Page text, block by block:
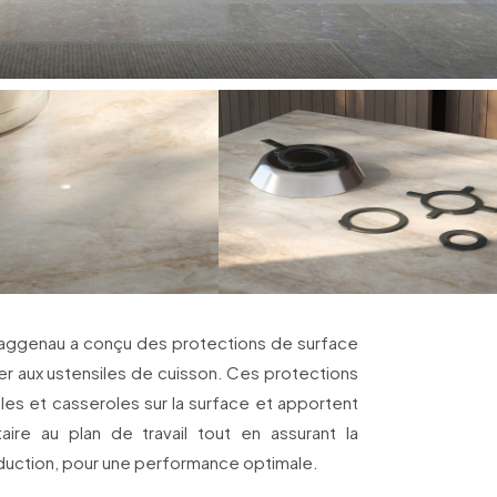
a conçu des protections de surface
aux ustensiles de cuisson. Ces protections
et casseroles sur la surface et apportent
au plan de travail tout en assurant la
pour une performance optimale.